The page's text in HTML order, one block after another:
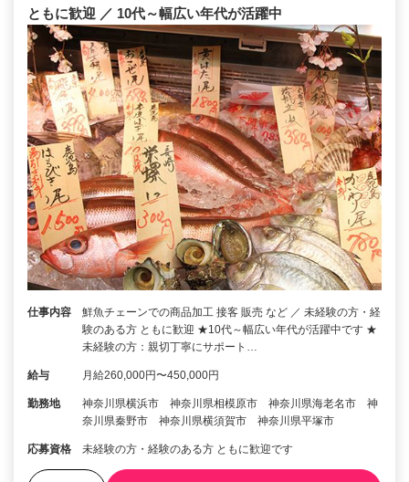
ともに歓迎 ／ 10代～幅広い年代が活躍中
仕事内容
鮮魚チェーンでの商品加工 接客 販売 など ／ 未経験の方・経
験のある方 ともに歓迎 ★10代～幅広い年代が活躍中です ★
未経験の方：親切丁寧にサポート…
給与 月給260,000円〜450,000円
勤務地
神奈川県横浜市 神奈川県相模原市 神奈川県海老名市 神
奈川県秦野市 神奈川県横須賀市 神奈川県平塚市
応募資格 未経験の方・経験のある方 ともに歓迎です